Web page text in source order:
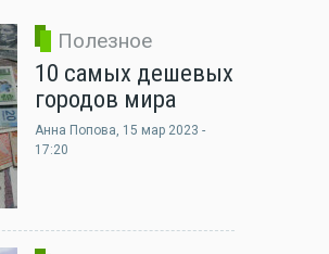
Полезное
10 самых дешевых
городов мира
Анна Попова, 15 мар 2023 -
17:20